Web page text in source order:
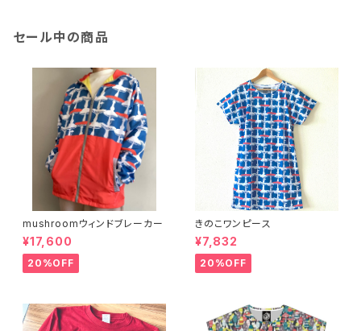
セール中の商品
mushroomウィンドブレーカー
¥17,600
20%OFF
きのこワンピース
¥7,832
20%OFF